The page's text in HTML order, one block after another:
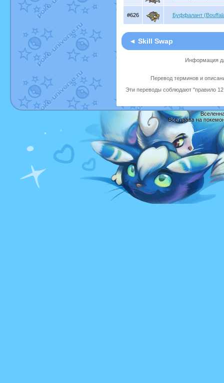
#626 Буффалант
◄ Skill Swap
Информация
Перевод терминов и
Эти переводы соблюдают "правило 12
Все права на